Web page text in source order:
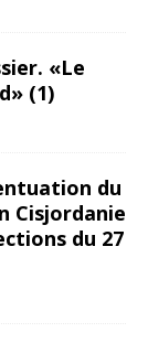
«Le
(1)
du
Cisjordanie
du 27